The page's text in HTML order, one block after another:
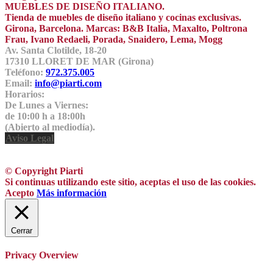
MUEBLES DE DISEÑO ITALIANO.
Tienda de muebles de diseño italiano y cocinas exclusivas.
Girona, Barcelona. Marcas: B&B Italia, Maxalto, Poltrona
Frau, Ivano Redaeli, Porada, Snaidero, Lema, Mogg
Av. Santa Clotilde, 18-20
17310 LLORET DE MAR (Girona)
Teléfono: 972.375.005
Email: info@piarti.com
Horarios:
De Lunes a Viernes:
de 10:00 h a 18:00h
(Abierto al mediodía).
Aviso Legal
© Copyright Piarti
Si continuas utilizando este sitio, aceptas el uso de las cookies.
Acepto Más información
Cerrar
Privacy Overview